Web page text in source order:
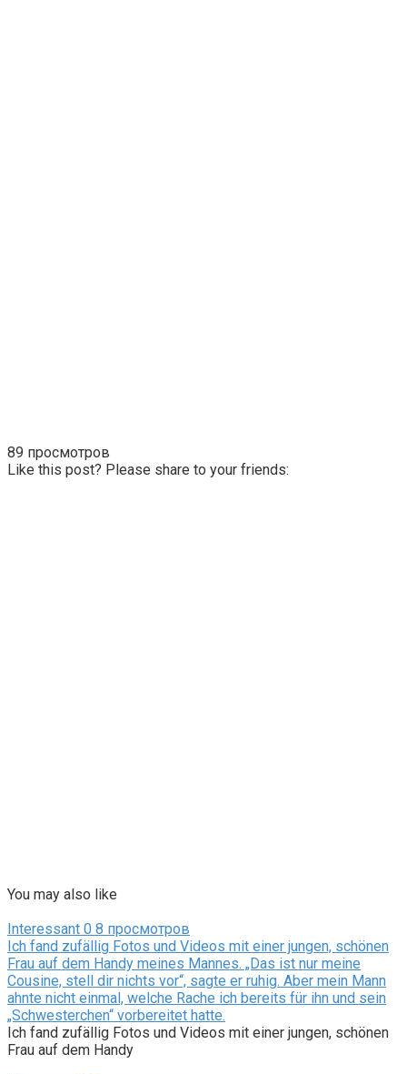
89 просмотров
Like this post? Please share to your friends:
You may also like
Interessant 0 8 просмотров
Ich fand zufällig Fotos und Videos mit einer jungen, schönen
Frau auf dem Handy meines Mannes. „Das ist nur meine
Cousine, stell dir nichts vor“, sagte er ruhig. Aber mein Mann
ahnte nicht einmal, welche Rache ich bereits für ihn und sein
„Schwesterchen“ vorbereitet hatte.
Ich fand zufällig Fotos und Videos mit einer jungen, schönen
Frau auf dem Handy